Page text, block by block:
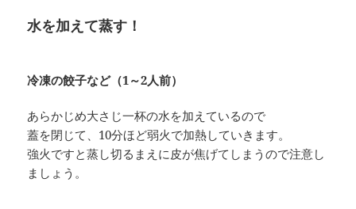
水を加えて蒸す！
冷凍の餃子など（1～2人前）
あらかじめ大さじ一杯の水を加えているので
蓋を閉じて、10分ほど弱火で加熱していきます。
強火ですと蒸し切るまえに皮が焦げてしまうので注意し
ましょう。